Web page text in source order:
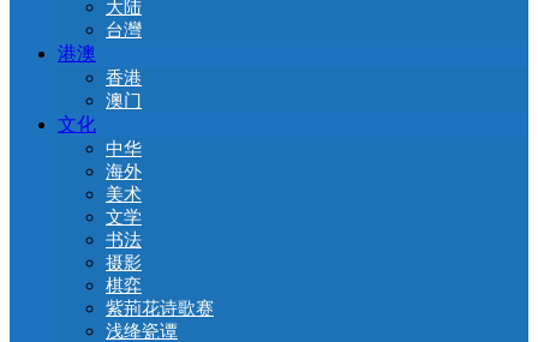
大陆
台灣
港澳
香港
澳门
文化
中华
海外
美术
文学
书法
摄影
棋弈
紫荊花诗歌赛
浅绛瓷谭